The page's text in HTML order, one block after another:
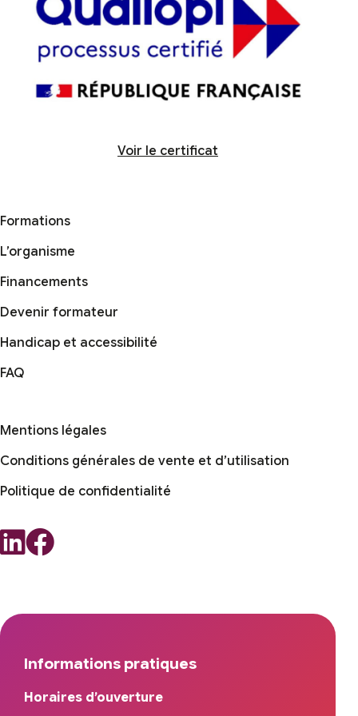
Voir le certificat
Formations
L’organisme
Financements
Devenir formateur
Handicap et accessibilité
FAQ
Mentions légales
Conditions générales de vente et d’utilisation
Politique de confidentialité
Informations pratiques
Horaires d’ouverture